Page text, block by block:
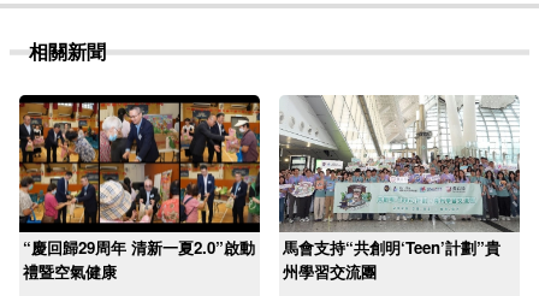
相關新聞
“慶回歸29周年 清新一夏2.0”啟動
禮暨空氣健康
馬會支持“共創明‘Teen’計劃”貴
州學習交流團